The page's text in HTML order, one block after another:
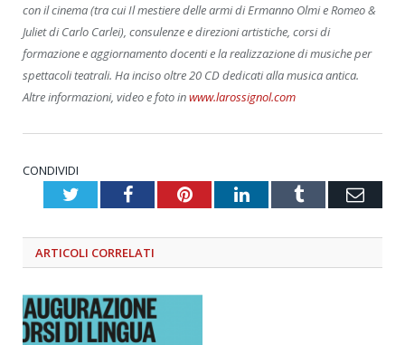
con il cinema (tra cui Il mestiere delle armi di Ermanno Olmi e Romeo &
Juliet di Carlo Carlei), consulenze e direzioni artistiche, corsi di
formazione e aggiornamento docenti e la realizzazione di musiche per
spettacoli teatrali. Ha inciso oltre 20 CD dedicati alla musica antica.
Altre informazioni, video e foto inwww.larossignol.com
CONDIVIDI
TwitterFacebookPinterestLinkedInTumblr
ARTICOLI CORRELATI